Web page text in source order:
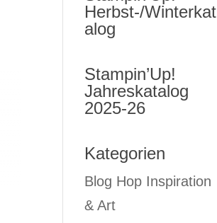
Herbst-/Winterkat
alog
Stampin’Up!
Jahreskatalog
2025-26
Kategorien
Blog Hop Inspiration
& Art